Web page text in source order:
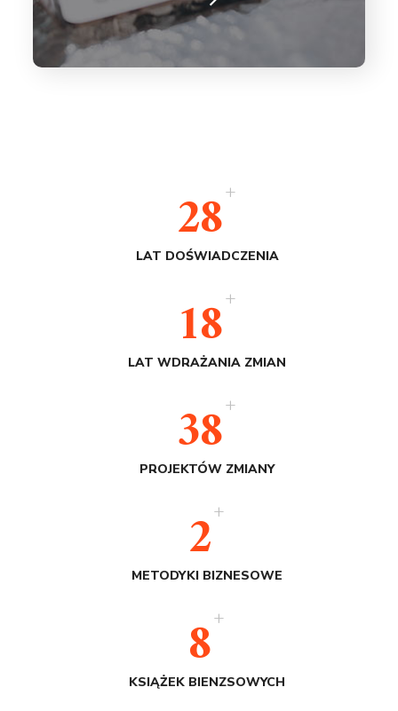
28+
LAT DOŚWIADCZENIA
18+
LAT WDRAŻANIA ZMIAN
38+
PROJEKTÓW ZMIANY
2+
METODYKI BIZNESOWE
8+
KSIĄŻEK BIENZSOWYCH